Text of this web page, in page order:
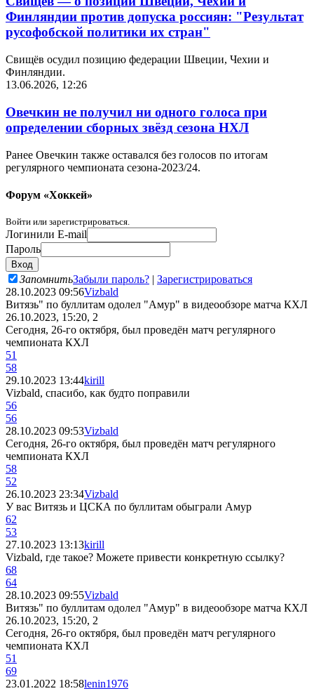
Финляндии против допуска россиян: "Результат
русофобской политики их стран"
Свищёв осудил позицию федерации Швеции, Чехии и
Финляндии.
13.06.2026, 12:26
Овечкин не получил ни одного голоса при
определении сборных звёзд сезона НХЛ
Ранее Овечкин также оставался без голосов по итогам
регулярного чемпионата сезона-2023/24.
Форум «Хоккей»
Войти или зарегистрироваться.
Логинили E-mail
Пароль
ЗапомнитьЗабыли пароль? | Зарегистрироваться
28.10.2023 09:56Vizbald
Витязь" по буллитам одолел "Амур" в видеообзоре матча КХЛ
26.10.2023, 15:20, 2
Сегодня, 26-го октября, был проведён матч регулярного
чемпионата КХЛ
51
58
29.10.2023 13:44kirill
Vizbald, спасибо, как будто поправили
56
56
28.10.2023 09:53Vizbald
Сегодня, 26-го октября, был проведён матч регулярного
чемпионата КХЛ
58
52
26.10.2023 23:34Vizbald
У вас Витязь и ЦСКА по буллитам обыграли Амур
62
53
27.10.2023 13:13kirill
Vizbald, где такое? Можете привести конкретную ссылку?
68
64
28.10.2023 09:55Vizbald
Витязь" по буллитам одолел "Амур" в видеообзоре матча КХЛ
26.10.2023, 15:20, 2
Сегодня, 26-го октября, был проведён матч регулярного
чемпионата КХЛ
51
69
23.01.2022 18:58lenin1976